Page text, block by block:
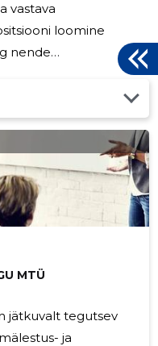
vastava
loomine
nende
tagamisega
ja näituste
edendamisel.
MTÜ
jätkuvalt tegutsev